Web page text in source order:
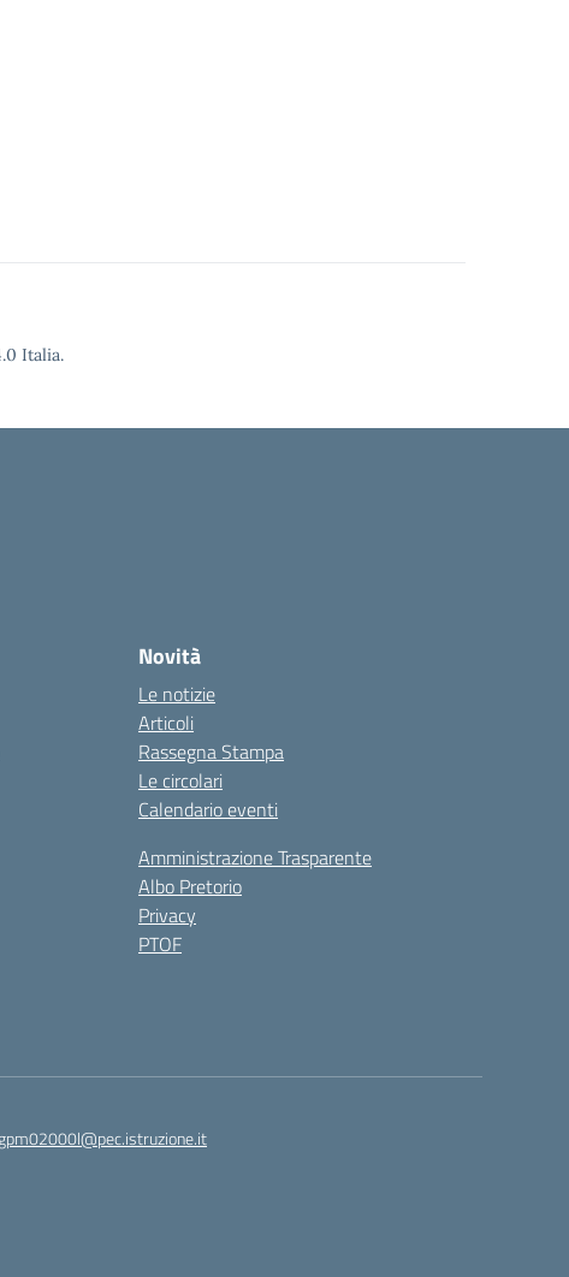
Italia.
Novità
Le notizie
Articoli
Rassegna Stampa
Le circolari
Calendario eventi
Amministrazione Trasparente
Albo Pretorio
Privacy
PTOF